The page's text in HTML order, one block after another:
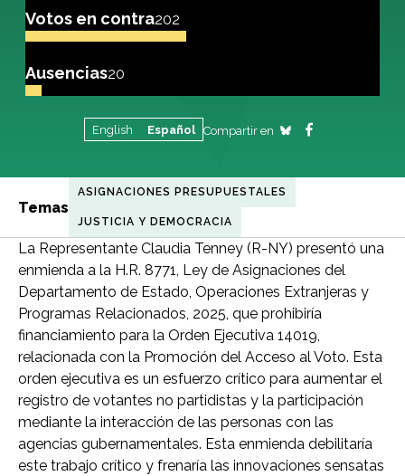
Votos en contra202
Ausencias20
English Español Compartir en
Temas
ASIGNACIONES PRESUPUESTALES
JUSTICIA Y DEMOCRACIA
La Representante Claudia Tenney (R-NY) presentó una
enmienda a la H.R. 8771, Ley de Asignaciones del
Departamento de Estado, Operaciones Extranjeras y
Programas Relacionados, 2025, que prohibiría
financiamiento para la Orden Ejecutiva 14019,
relacionada con la Promoción del Acceso al Voto. Esta
orden ejecutiva es un esfuerzo crítico para aumentar el
registro de votantes no partidistas y la participación
mediante la interacción de las personas con las
agencias gubernamentales. Esta enmienda debilitaría
este trabajo crítico y frenaría las innovaciones sensatas